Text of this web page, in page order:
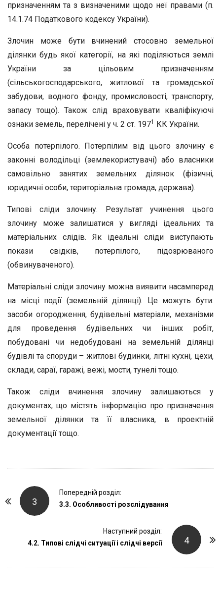
призначенням та з визначеними щодо неї правами (п.
14.1.74 Податкового кодексу України).
Злочин може бути вчинений стосовно земельної
ділянки будь якої категорії, на які поділяються землі
України за цільовим призначенням
(сільськогосподарського, житлової та громадської
забудови, водного фонду, промисловості, транспорту,
запасу тощо). Також слід враховувати кваліфікуючі
ознаки земель, перелічені у ч. 2 ст. 1971 КК України.
Особа потерпілого. Потерпілим від цього злочину є
законні володільці (землекористувачі) або власники
самовільно занятих земельних ділянок (фізичні,
юридичні особи, територіальна громада, держава).
Типові сліди злочину. Результат учинення цього
злочину може залишатися у вигляді ідеальних та
матеріальних слідів. Як ідеальні сліди виступають
покази свідків, потерпілого, підозрюваного
(обвинуваченого).
Матеріальні сліди злочину можна виявити насамперед
на місці події (земельній ділянці). Це можуть бути:
засоби огородження, будівельні матеріали, механізми
для проведення будівельних чи інших робіт,
побудовані чи недобудовані на земельній ділянці
будівлі та споруди – житлові будинки, літні кухні, цехи,
склади, сараї, гаражі, вежі, мости, тунелі тощо.
Також сліди вчинення злочину залишаються у
документах, що містять інформацію про призначення
земельної ділянки та її власника, в проектній
документації тощо.
3
Попередній розділ:
3.3. Особливості розслідування
4
Наступний розділ:
4.2. Типові слідчі ситуації і слідчі версії